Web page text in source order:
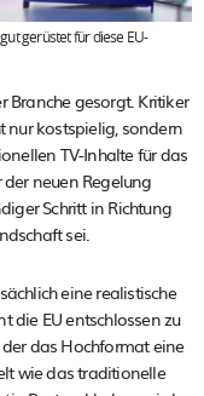
gerüstet für diese EU-
Branche gesorgt. Kritiker
nur kostspielig, sondern
TV-Inhalte für das
neuen Regelung
Schritt in Richtung
sei.
eine realistische
die EU entschlossen zu
das Hochformat eine
wie das traditionelle